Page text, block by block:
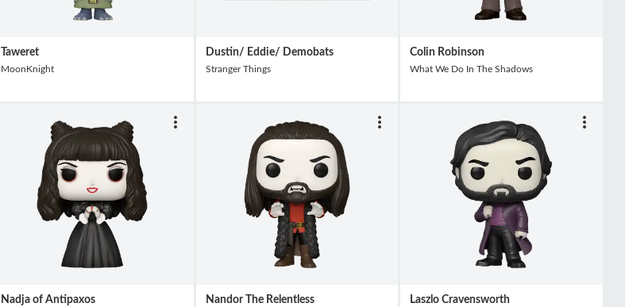
Taweret
MoonKnight
Dustin/ Eddie/ Demobats
Stranger Things
Colin Robinson
What We Do In The Shadows
Nadja of Antipaxos Nandor The Relentless Laszlo Cravensworth